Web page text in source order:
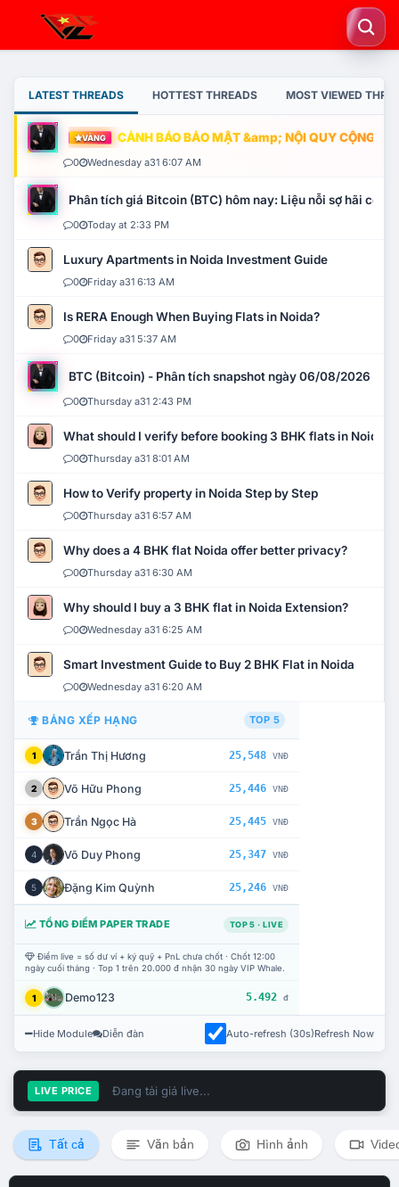
LATEST THREADS HOTTEST THREADS MOST VIEWED
VÀNG CẢNH BÁO BẢO MẬT &amp; NỘI QUY CỘNG
0 Wednesday a31 6:07 AM
Phân tích giá Bitcoin (BTC) hôm nay: Liệu nỗi sợ hãi có
0 Today at 2:33 PM
Luxury Apartments in Noida Investment Guide
0 Friday a31 6:13 AM
Is RERA Enough When Buying Flats in Noida?
0 Friday a31 5:37 AM
BTC (Bitcoin) - Phân tích snapshot ngày 06/08/2026
0 Thursday a31 2:43 PM
What should I verify before booking 3 BHK flats in Noida?
0 Thursday a31 8:01 AM
How to Verify property in Noida Step by Step
0 Thursday a31 6:57 AM
Why does a 4 BHK flat Noida offer better privacy?
0 Thursday a31 6:30 AM
Why should I buy a 3 BHK flat in Noida Extension?
0 Wednesday a31 6:25 AM
Smart Investment Guide to Buy 2 BHK Flat in Noida
0 Wednesday a31 6:20 AM
BẢNG XẾP HẠNG TOP 5
1 Trần Thị Hương 25,548 VNĐ
2 Võ Hữu Phong 25,446 VNĐ
3 Trần Ngọc Hà 25,445 VNĐ
4 Võ Duy Phong 25,347 VNĐ
5 Đặng Kim Quỳnh 25,246 VNĐ
TỔNG ĐIỂM PAPER TRADE TOP 5 · LIVE
Điểm live = số dư ví + ký quỹ + PnL chưa chốt · Chốt 12:00
ngày cuối tháng · Top 1 trên 20.000 đ nhận 30 ngày VIP Whale.
1 Demo123 5.492 đ
Hide Module Diễn đàn Auto-refresh (30s)Refresh Now
LIVE PRICE Đang tải giá live...
Tất cả Văn bản Hình ảnh